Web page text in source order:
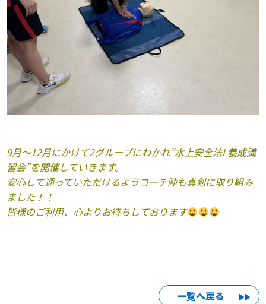
9月～12月にかけて2グループにわかれ”水上安全法I 養成講
習会”を開催していきます。
安心して通っていただけるようコーチ陣も真剣に取り組み
ました！！
皆様のご利用、心よりお待ちしております
一覧へ戻る